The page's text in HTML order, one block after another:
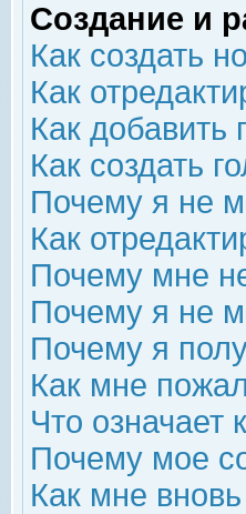
Создание и
Как создать
Как
Как
Как создать
Почему я не
Как
Почему мне
Почему я не
Почему я
Как мне
Что означает
Почему мое
Как мне